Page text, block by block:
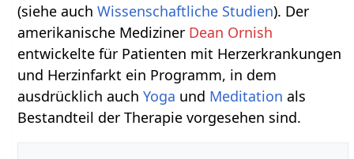
(siehe auchWissenschaftliche Studien). Der
amerikanische Mediziner Dean Ornish
entwickelte für Patienten mit Herzerkrankungen
und Herzinfarkt ein Programm, in dem
ausdrücklich auchYoga und Meditation als
Bestandteil der Therapie vorgesehen sind.